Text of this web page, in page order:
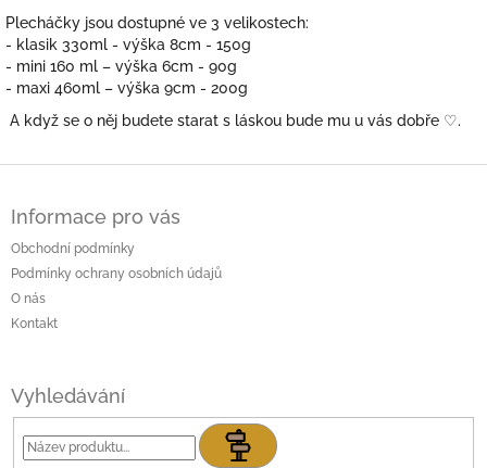
Plecháčky jsou dostupné ve 3 velikostech:
- klasik 330ml - výška 8cm - 150g
- mini 160 ml – výška 6cm - 90g
- maxi 460ml – výška 9cm - 200g
A když se o něj budete starat s láskou bude mu u vás dobře ♡.
Informace pro vás
Obchodní podmínky
Podmínky ochrany osobních údajů
O nás
Kontakt
Vyhledávání
Hledat